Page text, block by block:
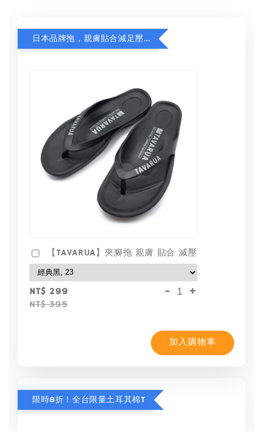
日本品牌拖，親膚貼合減足壓，超值加購75折！
【TAVARUA】夾腳拖 親膚 貼合 減壓
NT$ 299
NT$ 395
- +
加入購物車
限時8折！全台限量土耳其棉T